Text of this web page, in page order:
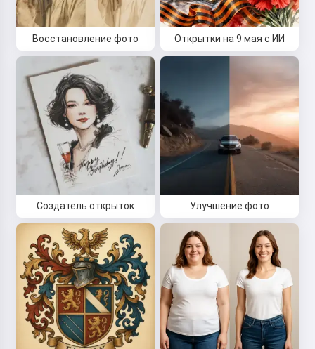
Восстановление фото Открытки на 9 мая с ИИ
Создатель открыток Улучшение фото